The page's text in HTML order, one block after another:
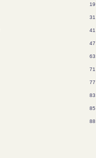
19
31
41
47
63
71
77
83
85
88